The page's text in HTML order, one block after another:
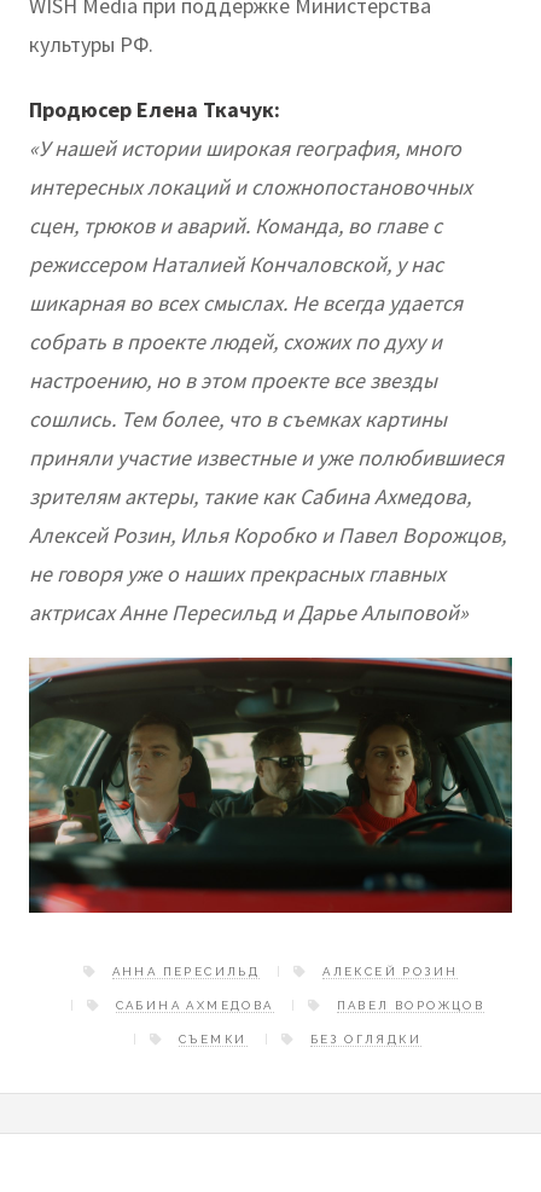
культуры РФ.
Продюсер Елена Ткачук:
«У нашей истории широкая география, много
интересных локаций и сложнопостановочных
сцен, трюков и аварий. Команда, во главе с
режиссером Наталией Кончаловской, у нас
шикарная во всех смыслах. Не всегда удается
собрать в проекте людей, схожих по духу и
настроению, но в этом проекте все звезды
сошлись. Тем более, что в съемках картины
приняли участие известные и уже полюбившиеся
зрителям актеры, такие как Сабина Ахмедова,
Алексей Розин, Илья Коробко и Павел Ворожцов,
не говоря уже о наших прекрасных главных
актрисах Анне Пересильд и Дарье Алыповой»
АННА ПЕРЕСИЛЬД АЛЕКСЕЙ РОЗИН
САБИНА АХМЕДОВА ПАВЕЛ ВОРОЖЦОВ
СЪЕМКИ БЕЗ ОГЛЯДКИ